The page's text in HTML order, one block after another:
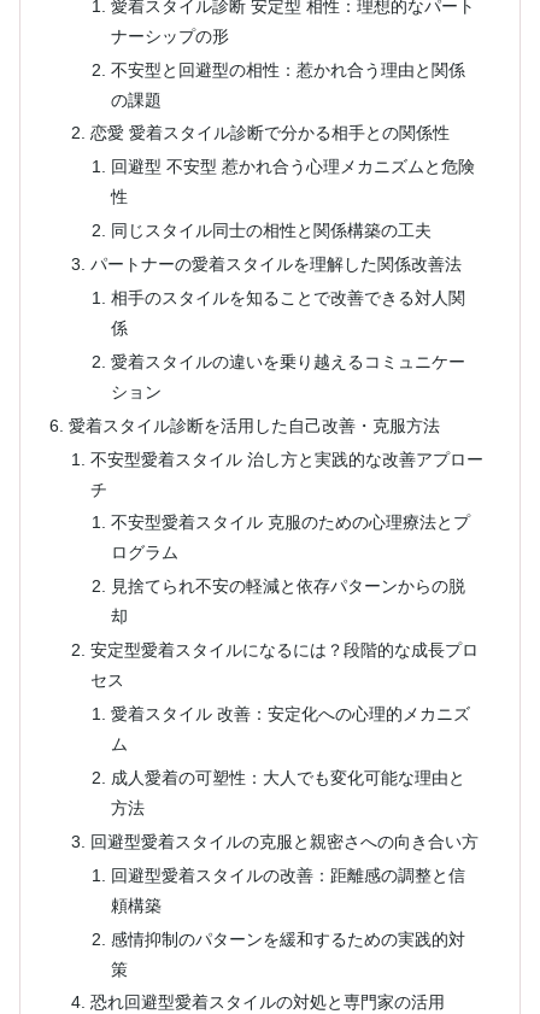
愛着スタイル診断 安定型 相性：理想的なパート
ナーシップの形
不安型と回避型の相性：惹かれ合う理由と関係
の課題
恋愛 愛着スタイル診断で分かる相手との関係性
回避型 不安型 惹かれ合う心理メカニズムと危険
性
同じスタイル同士の相性と関係構築の工夫
パートナーの愛着スタイルを理解した関係改善法
相手のスタイルを知ることで改善できる対人関
係
愛着スタイルの違いを乗り越えるコミュニケー
ション
愛着スタイル診断を活用した自己改善・克服方法
不安型愛着スタイル 治し方と実践的な改善アプロー
チ
不安型愛着スタイル 克服のための心理療法とプ
ログラム
見捨てられ不安の軽減と依存パターンからの脱
却
安定型愛着スタイルになるには？段階的な成長プロ
セス
愛着スタイル 改善：安定化への心理的メカニズ
ム
成人愛着の可塑性：大人でも変化可能な理由と
方法
回避型愛着スタイルの克服と親密さへの向き合い方
回避型愛着スタイルの改善：距離感の調整と信
頼構築
感情抑制のパターンを緩和するための実践的対
策
恐れ回避型愛着スタイルの対処と専門家の活用